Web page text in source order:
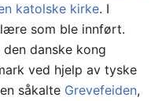
katolske kirke. I
lære som ble innført.
danske kong
ved hjelp av tyske
såkalte Grevefeiden,